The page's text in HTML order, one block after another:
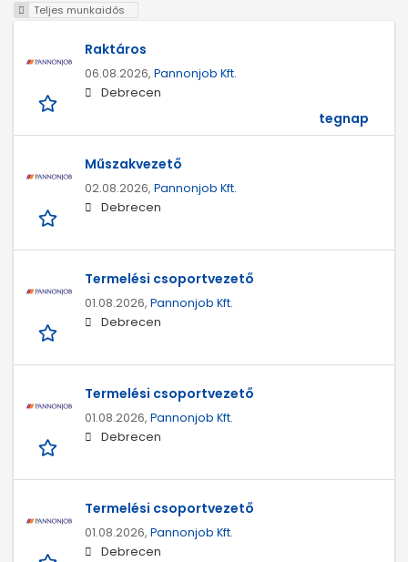
Teljes munkaidős
Raktáros
06.08.2026, Pannonjob Kft.
Debrecen
tegnap
Műszakvezető
02.08.2026, Pannonjob Kft.
Debrecen
Termelési csoportvezető
01.08.2026, Pannonjob Kft.
Debrecen
Termelési csoportvezető
01.08.2026, Pannonjob Kft.
Debrecen
Termelési csoportvezető
01.08.2026, Pannonjob Kft.
Debrecen